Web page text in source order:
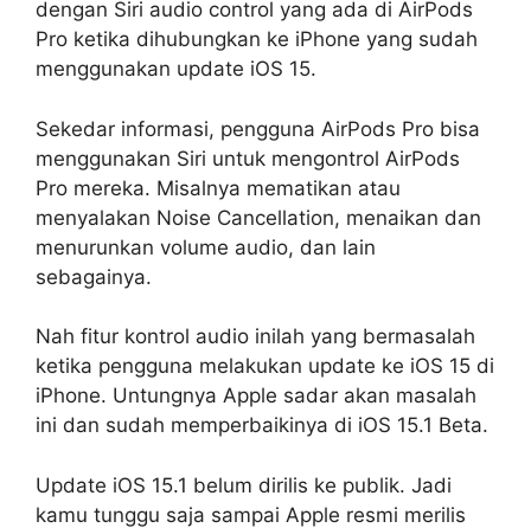
dengan Siri audio control yang ada di AirPods
Pro ketika dihubungkan ke iPhone yang sudah
menggunakan update iOS 15.
Sekedar informasi, pengguna AirPods Pro bisa
menggunakan Siri untuk mengontrol AirPods
Pro mereka. Misalnya mematikan atau
menyalakan Noise Cancellation, menaikan dan
menurunkan volume audio, dan lain
sebagainya.
Nah fitur kontrol audio inilah yang bermasalah
ketika pengguna melakukan update ke iOS 15 di
iPhone. Untungnya Apple sadar akan masalah
ini dan sudah memperbaikinya di iOS 15.1 Beta.
Update iOS 15.1 belum dirilis ke publik. Jadi
kamu tunggu saja sampai Apple resmi merilis